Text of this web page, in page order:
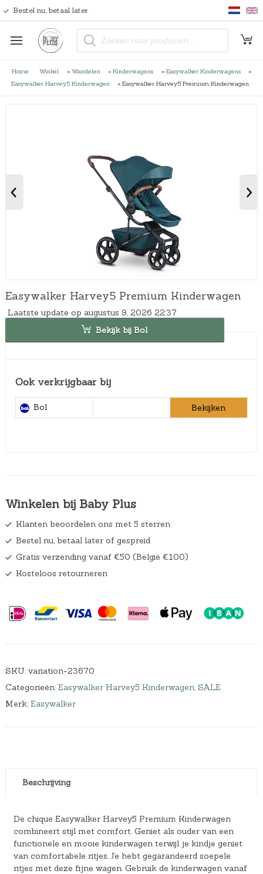
Bestel nu, betaal later
P
o
c
t
Home Winkel » Wandelen » Kinderwagens » Easywalker Kinderwagens
»
Easywalker Harvey5 Kinderwagen
» Easywalker Harvey5 Premium Kinderwagen
Easywalker Harvey5 Premium Kinderwagen
Laatste update op augustus 9, 2026 22:37
Bekijk bij Bol
Ook verkrijgbaar bij
Bol Bekijken
Winkelen bij Baby Plus
Klanten beoordelen ons met 5 sterren
Bestel nu, betaal later of gespreid
Gratis verzending vanaf €50 (België €100)
Kosteloos retourneren
SKU: variation-23670
Categorieën: Easywalker Harvey5 Kinderwagen, SALE
Merk: Easywalker
Beschrijving
De chique Easywalker Harvey5 Premium Kinderwagen
combineert stijl met comfort. Geniet als ouder van een
functionele en mooie kinderwagen terwijl je kindje geniet
van comfortabele ritjes. Je hebt gegarandeerd soepele
ritjes met deze fijne wagen. Gebruik de kinderwagen vanaf